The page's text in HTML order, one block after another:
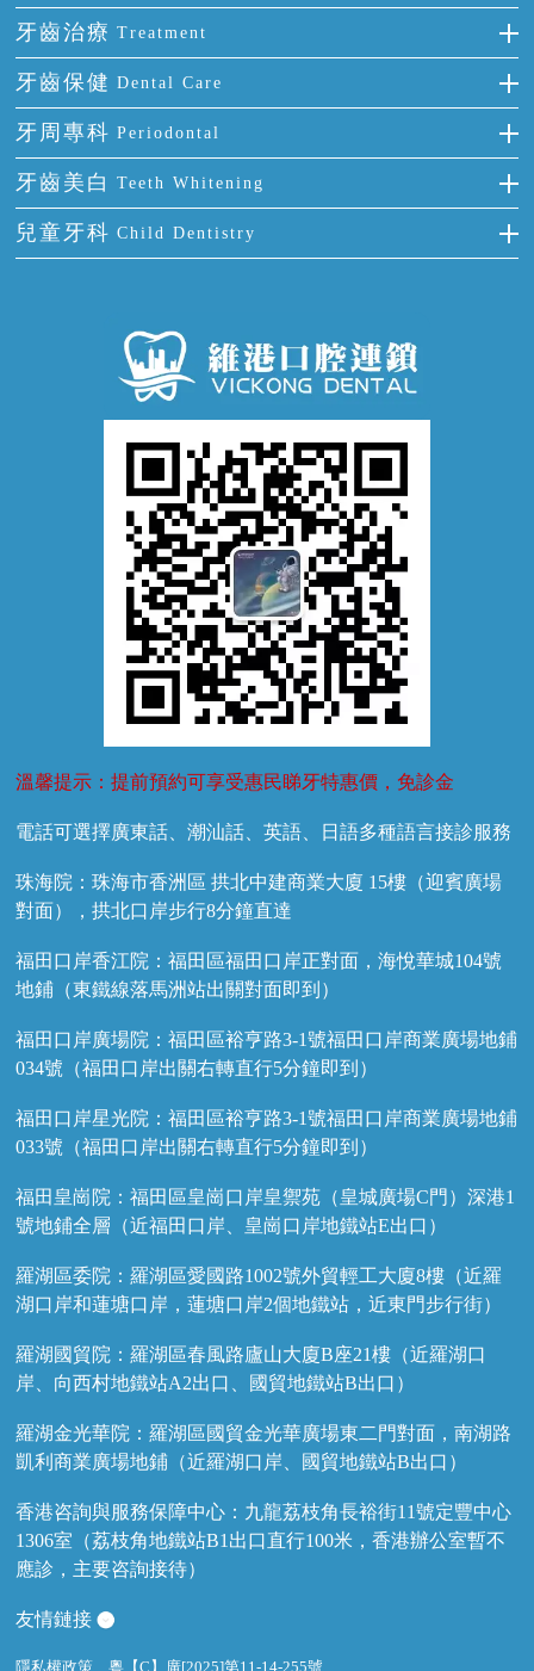
門牙缺失
多顆牙缺失
半口缺失
全口缺失
前牙反頜
牙齒擁擠
牙齒前突
牙齒稀疏
全瓷牙
烤瓷牙
氟斑牙
四環素牙
活動假牙
牙貼面
牙齒治療 Treatment
補牙
智齒
根管治療
拔牙
牙痛
牙齒保健 Dental Care
正確刷牙
全國愛牙日
預防牙病
牙科通識
牙周專科 Periodontal
牙周炎
牙齦出血
牙齦炎
牙齦萎縮
牙齒美白 Teeth Whitening
冷光美白
兒童牙科 Child Dentistry
溫馨提示：提前預約可享受惠民睇牙特惠價，免診金
電話可選擇廣東話、潮汕話、英語、日語多種語言接診服務
珠海院：珠海市香洲區 拱北中建商業大廈 15樓（迎賓廣場
對面），拱北口岸步行8分鐘直達
福田口岸香江院：福田區福田口岸正對面，海悅華城104號
地鋪（東鐵線落馬洲站出關對面即到）
福田口岸廣場院：福田區裕亨路3-1號福田口岸商業廣場地鋪
034號（福田口岸出關右轉直行5分鐘即到）
福田口岸星光院：福田區裕亨路3-1號福田口岸商業廣場地鋪
033號（福田口岸出關右轉直行5分鐘即到）
福田皇崗院：福田區皇崗口岸皇禦苑（皇城廣場C門）深港1
號地鋪全層（近福田口岸、皇崗口岸地鐵站E出口）
羅湖區委院：羅湖區愛國路1002號外貿輕工大廈8樓（近羅
湖口岸和蓮塘口岸，蓮塘口岸2個地鐵站，近東門步行街）
羅湖國貿院：羅湖區春風路廬山大廈B座21樓（近羅湖口
岸、向西村地鐵站A2出口、國貿地鐵站B出口）
羅湖金光華院：羅湖區國貿金光華廣場東二門對面，南湖路
凱利商業廣場地鋪（近羅湖口岸、國貿地鐵站B出口）
香港咨詢與服務保障中心：九龍荔枝角長裕街11號定豐中心
1306室（荔枝角地鐵站B1出口直行100米，香港辦公室暫不
應診，主要咨詢接待）
友情鏈接
隱私權政策 粵【C】廣[2025]第11-14-255號